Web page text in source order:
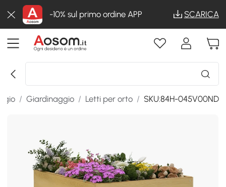
-10% sul primo ordine APP SCARICA
/ Giardinaggio / Letti per orto / SKU:84H-045V00ND